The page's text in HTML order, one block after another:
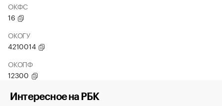
ОКФС
16
ОКОГУ
4210014
ОКОПФ
12300
Интересное на РБК